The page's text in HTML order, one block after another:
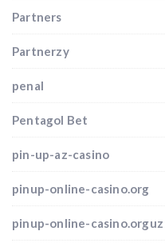
Partners
Partnerzy
penal
Pentagol Bet
pin-up-az-casino
pinup-online-casino.org
pinup-online-casino.orguz